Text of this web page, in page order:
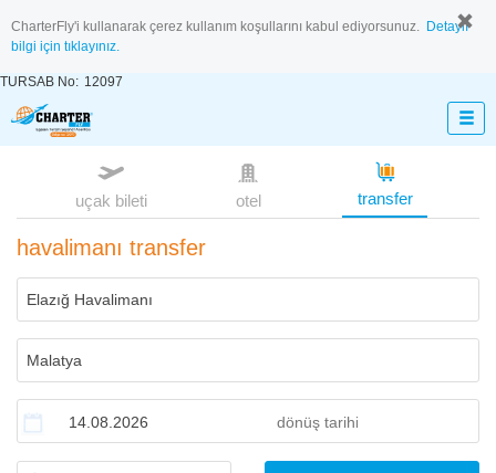
CharterFly'i kullanarak çerez kullanım koşullarını kabul ediyorsunuz. Detaylı
bilgi için tıklayınız.
TURSAB No: 12097
uçak bileti otel transfer
havalimanı transfer